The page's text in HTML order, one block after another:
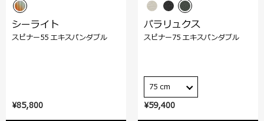
¥85,800
シーライト
スピナー55 エキスパンダブル
¥59,400
パラリュクス
スピナー75 エキスパンダブル
75 cm